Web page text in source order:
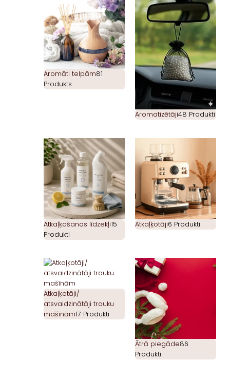
Aromāti telpām81
Produkts
Aromatizētāji48 Produkti
Atkaļķošanas līdzekļi15
Produkti
Atkaļķotāji6 Produkti
Atkaļķotāji/
atsvaidzinātāji trauku
mašīnām17 Produkti
Ātrā piegāde86
Produkti